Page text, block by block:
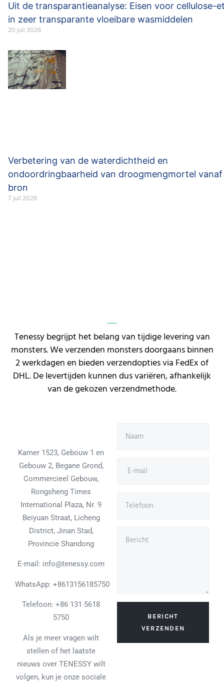
Uit de transparantieanalyse: Eisen voor cellulose-
in zeer transparante vloeibare wasmiddelen
20 juli 2026
Verbetering van de waterdichtheid en
ondoordringbaarheid van droogmengmortel vanaf
bron
7 juli 2026
Tenessy begrijpt het belang van tijdige levering van
monsters. We verzenden monsters doorgaans binnen
2 werkdagen en bieden verzendopties via FedEx of
DHL. De levertijden kunnen dus variëren, afhankelijk
van de gekozen verzendmethode.
Kamer 1523, Gebouw 1 en
Gebouw 2, Begane Grond,
Commercieel Gebouw,
Rongsheng Times
International Plaza, Nr. 9
Beiyuan Straat, Licheng
District, Jinan Stad,
Provincie Shandong
E-mail: info@tenessy.com
WhatsApp: +8613156185750
Telefoon: +86 131 5618
5750
Als je meer vragen wilt
stellen of het laatste
nieuws over TENESSY wilt
volgen, kun je onze sociale
BERICHT
VERZENDEN